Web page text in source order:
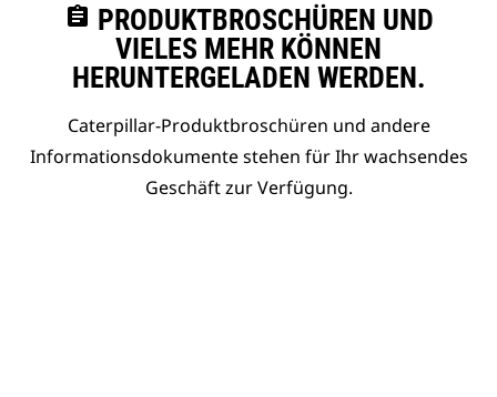
assignment PRODUKTBROSCHÜREN UND
VIELES MEHR KÖNNEN
HERUNTERGELADEN WERDEN.
Caterpillar-Produktbroschüren und andere
Informationsdokumente stehen für Ihr wachsendes
Geschäft zur Verfügung.